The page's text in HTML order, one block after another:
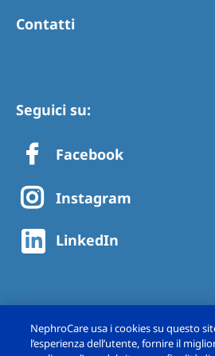
Contatti
Seguici su:
Facebook
Instagram
LinkedIn
NephroCare usa i cookies su questo
l’esperienza dell’utente, fornire il